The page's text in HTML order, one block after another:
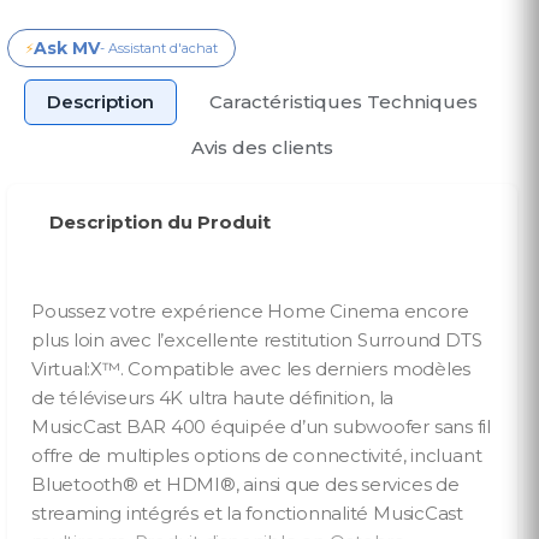
⚡Ask MV- Assistant d'achat
Description
Caractéristiques Techniques
Avis des clients
Description du Produit
Poussez votre expérience Home Cinema encore
plus loin avec l’excellente restitution Surround DTS
Virtual:X™. Compatible avec les derniers modèles
de téléviseurs 4K ultra haute définition, la
MusicCast BAR 400 équipée d’un subwoofer sans fil
offre de multiples options de connectivité, incluant
Bluetooth® et HDMI®, ainsi que des services de
streaming intégrés et la fonctionnalité MusicCast